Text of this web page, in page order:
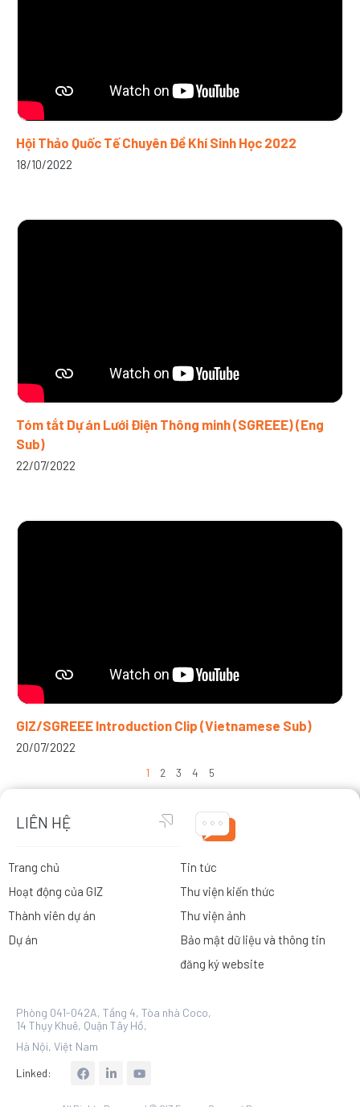
Hội Thảo Quốc Tế Chuyên Đề Khí Sinh Học 2022
18/10/2022
Tóm tắt Dự án Lưới Điện Thông minh (SGREEE) (Eng
Sub)
22/07/2022
GIZ/SGREEE Introduction Clip (Vietnamese Sub)
20/07/2022
1 2 3 4 5
LIÊN HỆ
Trang chủ
Hoạt động của GIZ
Thành viên dự án
Dự án
Tin tức
Thư viện kiến thức
Thư viện ảnh
Bảo mật dữ liệu và thông tin
đăng ký website
Phòng 041-042A, Tầng 4, Tòa nhà Coco,
14 Thụy Khuê, Quận Tây Hồ,
Hà Nội, Việt Nam
Linked:
i